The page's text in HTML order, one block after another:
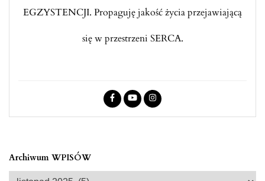
EGZYSTENCJI. Propaguję jakość życia przejawiającą
się w przestrzeni SERCA.
Archiwum WPISÓW